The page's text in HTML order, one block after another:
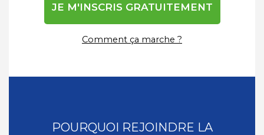
JE M'INSCRIS GRATUITEMENT
Comment ça marche ?
POURQUOI REJOINDRE LA